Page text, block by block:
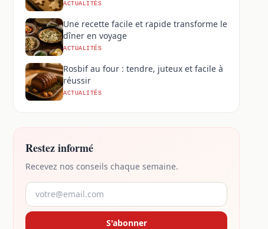
ACTUALITÉS
Une recette facile et rapide transforme le
dîner en voyage
ACTUALITÉS
Rosbif au four : tendre, juteux et facile à
réussir
ACTUALITÉS
Restez informé
Recevez nos conseils chaque semaine.
S'abonner